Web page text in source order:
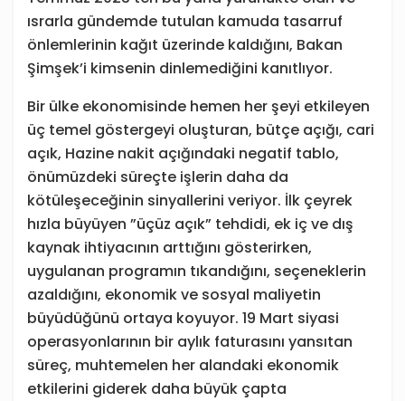
ısrarla gündemde tutulan kamuda tasarruf
önlemlerinin kağıt üzerinde kaldığını, Bakan
Şimşek’i kimsenin dinlemediğini kanıtlıyor.
Bir ülke ekonomisinde hemen her şeyi etkileyen
üç temel göstergeyi oluşturan, bütçe açığı, cari
açık, Hazine nakit açığındaki negatif tablo,
önümüzdeki süreçte işlerin daha da
kötüleşeceğinin sinyallerini veriyor. İlk çeyrek
hızla büyüyen ”üçüz açık” tehdidi, ek iç ve dış
kaynak ihtiyacının arttığını gösterirken,
uygulanan programın tıkandığını, seçeneklerin
azaldığını, ekonomik ve sosyal maliyetin
büyüdüğünü ortaya koyuyor. 19 Mart siyasi
operasyonlarının bir aylık faturasını yansıtan
süreç, muhtemelen her alandaki ekonomik
etkilerini giderek daha büyük çapta